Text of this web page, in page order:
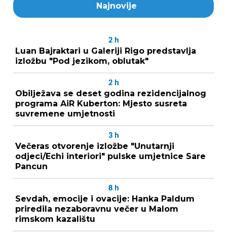
Najnovije
2 h
Luan Bajraktari u Galeriji Rigo predstavlja
izložbu "Pod jezikom, oblutak"
2 h
Obilježava se deset godina rezidencijalnog
programa AiR Kuberton: Mjesto susreta
suvremene umjetnosti
3 h
Večeras otvorenje izložbe "Unutarnji
odjeci/Echi interiori" pulske umjetnice Sare
Pancun
8 h
Sevdah, emocije i ovacije: Hanka Paldum
priredila nezaboravnu večer u Malom
rimskom kazalištu